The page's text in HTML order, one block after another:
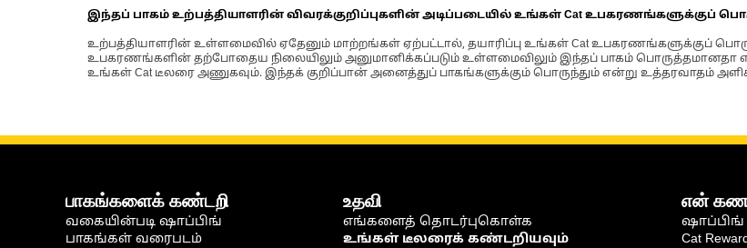
இந்தப் பாகம் உற்பத்தியாளரின் விவரக்குறிப்புகளின் அடிப்படையில் உங்கள் Cat உபகரணங்களுக்குப்
உற்பத்தியாளரின் உள்ளமைவில் ஏதேனும் மாற்றங்கள் ஏற்பட்டால், தயாரிப்பு உங்கள் Cat உபகரணங்களுக்குப்
உபகரணங்களின் தற்போதைய நிலையிலும் அனுமானிக்கப்படும் உள்ளமைவிலும் இந்தப் பாகம் பொருத்தமானதா
உங்கள் Cat டீலரை அணுகவும். இந்தக் குறிப்பான் அனைத்துப் பாகங்களுக்கும் பொருந்தும் என்று உத்தரவாதம் அளிக்க
பாகங்களைக் கண்டறி
வகையின்படி ஷாப்பிங்
பாகங்கள் வரைபடம்
உதவி
எங்களைத் தொடர்புகொள்க
உங்கள் டீலரைக் கண்டறியவும்
என்
ஷாப்பிங்
Cat